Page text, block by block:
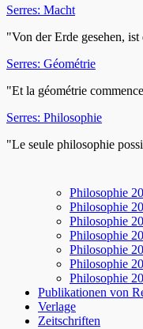
Serres: Macht
"Von der Erde gesehen,
Serres: Géométrie
"Et la géométrie
Serres: Philosophie
"Le seule philosophie
Philosophie
Philosophie
Philosophie
Philosophie
Philosophie
Philosophie
Philosophie
Publikationen von
Verlage
Zeitschriften